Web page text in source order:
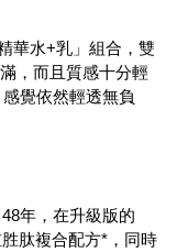
華水+乳」組合，雙
，而且質感十分輕
覺依然輕透無負
年，在升級版的
肽複合配方*，同時